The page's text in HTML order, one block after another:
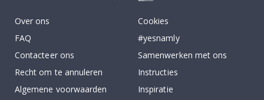
Over ons
FAQ
Contacteer ons
Recht om te annuleren
Algemene voorwaarden
Cookies
#yesnamly
Samenwerken met ons
Instructies
Inspiratie